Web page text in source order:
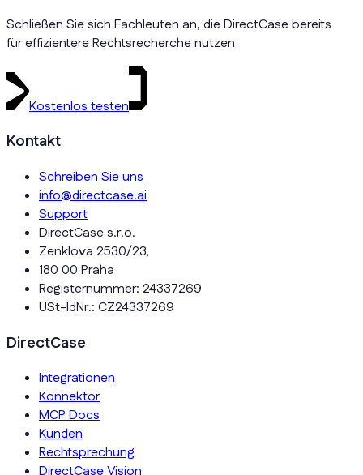
Schließen Sie sich Fachleuten an, die DirectCase bereits
für effizientere Rechtsrecherche nutzen
Kostenlos testen
Kontakt
Schreiben Sie uns
info@directcase.ai
Support
DirectCase s.r.o.
Zenklova 2530/23,
180 00 Praha
Registernummer: 24337269
USt-IdNr.: CZ24337269
DirectCase
Integrationen
Konnektor
MCP Docs
Kunden
Rechtsprechung